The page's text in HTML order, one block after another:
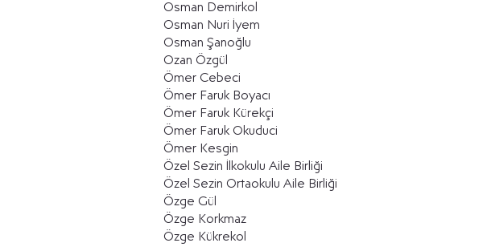
Osman Demirkol
Osman Nuri İyem
Osman Şanoğlu
Ozan Özgül
Ömer Cebeci
Ömer Faruk Boyacı
Ömer Faruk Kürekçi
Ömer Faruk Okuduci
Ömer Kesgin
Özel Sezin İlkokulu Aile Birliği
Özel Sezin Ortaokulu Aile Birliği
Özge Gül
Özge Korkmaz
Özge Kükrekol